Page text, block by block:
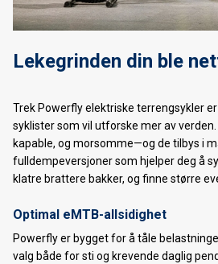
Lekegrinden din ble
Trek Powerfly elektriske terrengsykler
syklister som vil utforske mer av
kapable, og morsomme—og de tilbys i
fulldempeversjoner som hjelper deg å
klatre brattere bakker, og finne større
Optimal eMTB-allsidighet
Powerfly er bygget for å tåle
valg både for sti og krevende daglig